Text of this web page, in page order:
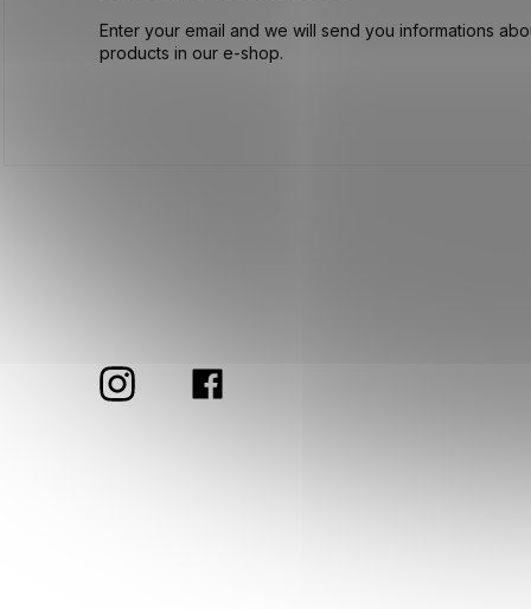
Enter your email and we will send you informations
products in our e-shop.